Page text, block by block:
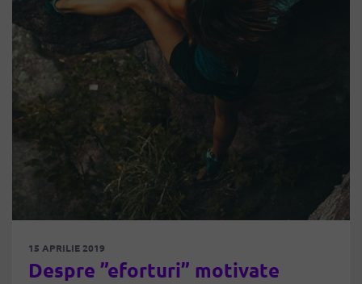
15 APRILIE 2019
Despre ”eforturi” motivate